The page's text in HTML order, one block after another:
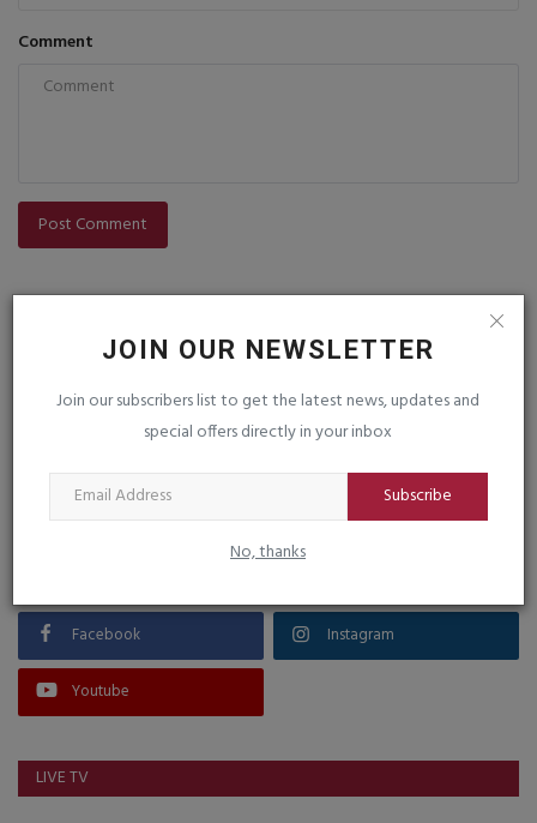
JOIN OUR NEWSLETTER
Join our subscribers list to get the latest news, updates and
special offers directly in your inbox
Subscribe
No, thanks
Comment
Post Comment
Facebook Instagram
Youtube
LIVE TV